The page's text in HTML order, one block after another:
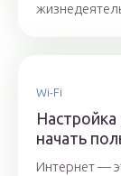
Wi-Fi
начать
Интернет —